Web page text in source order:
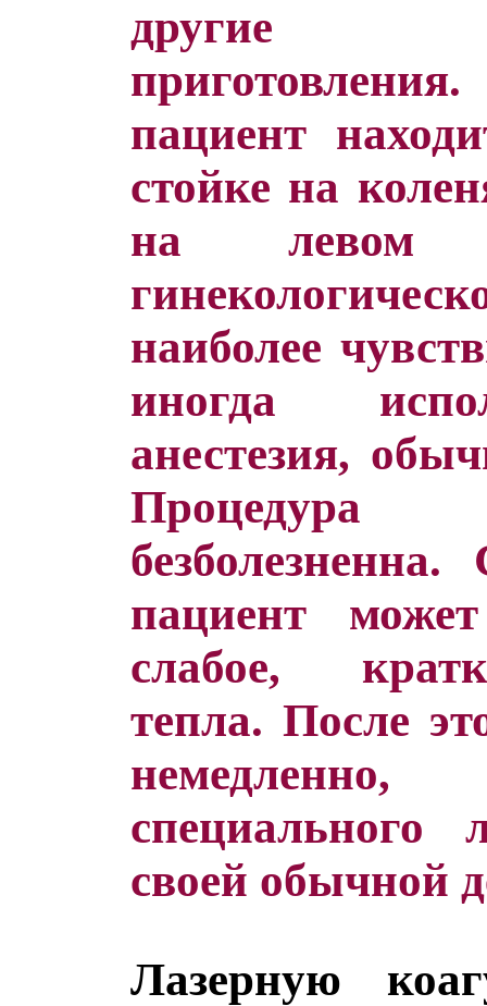
другие
пациент
стойке на
на
наиболее
иногда
анестезия,
пациент
слабое,
тепла. После
специального
своей обычной
Лазерную